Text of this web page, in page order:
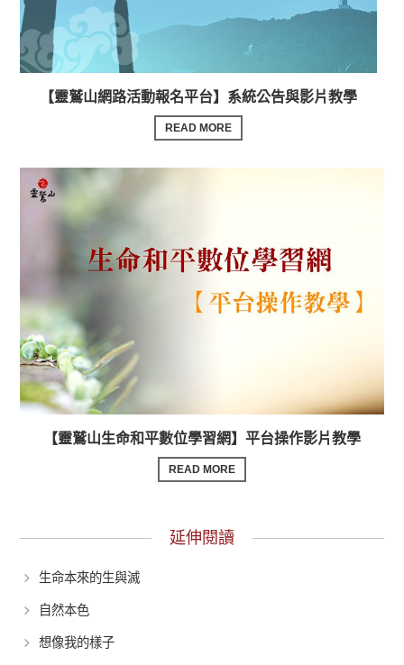
【靈鷲山網路活動報名平台】系統公告與影片教學
READ MORE
【靈鷲山生命和平數位學習網】平台操作影片教學
READ MORE
延伸閱讀
生命本來的生與滅
自然本色
想像我的樣子